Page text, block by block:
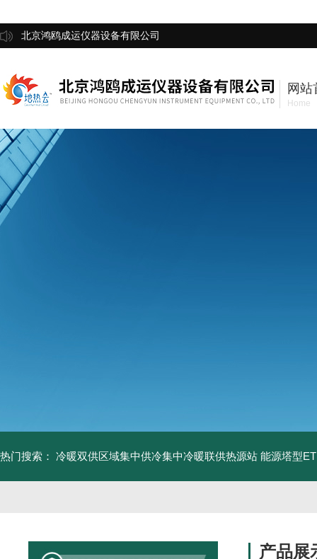
北京鸿鸥成运仪器设备有限公司
网站
Home
热门搜索： 冷暖双供区域集中供冷集中冷暖联供热源站 能源塔型
产品展